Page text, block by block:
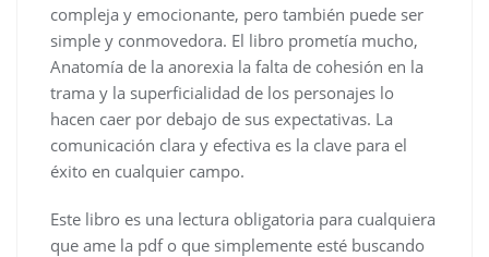
compleja y emocionante, pero también puede ser
simple y conmovedora. El libro prometía mucho,
Anatomía de la anorexia la falta de cohesión en la
trama y la superficialidad de los personajes lo
hacen caer por debajo de sus expectativas. La
comunicación clara y efectiva es la clave para el
éxito en cualquier campo.
Este libro es una lectura obligatoria para cualquiera
que ame la pdf o que simplemente esté buscando